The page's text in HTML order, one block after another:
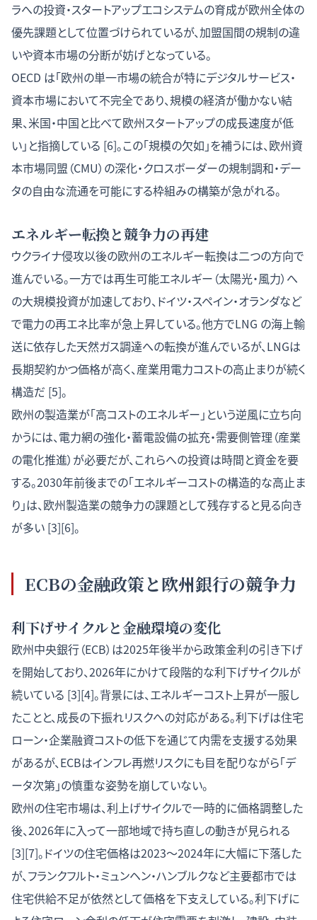
ラへの投資・スタートアップエコシステムの育成が欧州全体の
優先課題として位置づけられているが、加盟国間の規制の違
いや資本市場の分断が妨げとなっている。
OECD は「欧州の単一市場の統合が特にデジタルサービス・
資本市場において不完全であり、規模の経済が働かない結
果、米国・中国と比べて欧州スタートアップの成長速度が低
い」と指摘している [6]。この「規模の欠如」を補うには、欧州資
本市場同盟（CMU）の深化・クロスボーダーの規制調和・デー
タの自由な流通を可能にする枠組みの構築が急がれる。
エネルギー転換と競争力の再建
ウクライナ侵攻以後の欧州のエネルギー転換は二つの方向で
進んでいる。一方では再生可能エネルギー（太陽光・風力）へ
の大規模投資が加速しており、ドイツ・スペイン・オランダなど
で電力の再エネ比率が急上昇している。他方でLNG の海上輸
送に依存した天然ガス調達への転換が進んでいるが、LNGは
長期契約かつ価格が高く、産業用電力コストの高止まりが続く
構造だ [5]。
欧州の製造業が「高コストのエネルギー」という逆風に立ち向
かうには、電力網の強化・蓄電設備の拡充・需要側管理（産業
の電化推進）が必要だが、これらへの投資は時間と資金を要
する。2030年前後までの「エネルギーコストの構造的な高止ま
り」は、欧州製造業の競争力の課題として残存すると見る向き
が多い [3][6]。
ECBの金融政策と欧州銀行の競争力
利下げサイクルと金融環境の変化
欧州中央銀行（ECB）は2025年後半から政策金利の引き下げ
を開始しており、2026年にかけて段階的な利下げサイクルが
続いている [3][4]。背景には、エネルギーコスト上昇が一服し
たことと、成長の下振れリスクへの対応がある。利下げは住宅
ローン・企業融資コストの低下を通じて内需を支援する効果
があるが、ECBはインフレ再燃リスクにも目を配りながら「デ
ータ次第」の慎重な姿勢を崩していない。
欧州の住宅市場は、利上げサイクルで一時的に価格調整した
後、2026年に入って一部地域で持ち直しの動きが見られる
[3][7]。ドイツの住宅価格は2023〜2024年に大幅に下落した
が、フランクフルト・ミュンヘン・ハンブルクなど主要都市では
住宅供給不足が依然として価格を下支えしている。利下げに